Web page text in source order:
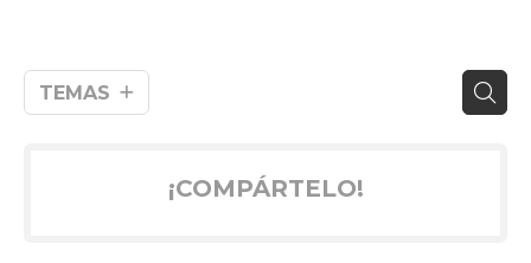
TEMAS
¡COMPÁRTELO!